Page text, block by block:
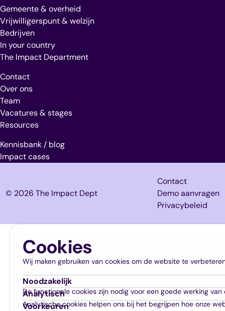
Gemeente & overheid
Vrijwilligerspunt & welzijn
Bedrijven
In your country
The Impact Department
Contact
Over ons
Team
Vacatures & stages
Resources
Kennisbank / blog
Impact cases
© 2026 The Impact Dept
Contact
Demo aanvragen
Privacybeleid
& welzijn
⋅ Verbinding ⋅ Expertisebevordering ⋅ Veerkracht
thuis ⋅ Mantelzorg ⋅ Inburgering ⋅ Netwerk & buurt
Cookies
Wij maken gebruiken van cookies om de website te
Noodzakelijk
De functionale cookies zijn nodig voor een goede werking
Analytisch
Analytische cookies helpen ons bij het begrijpen hoe onze
Voorkeuren